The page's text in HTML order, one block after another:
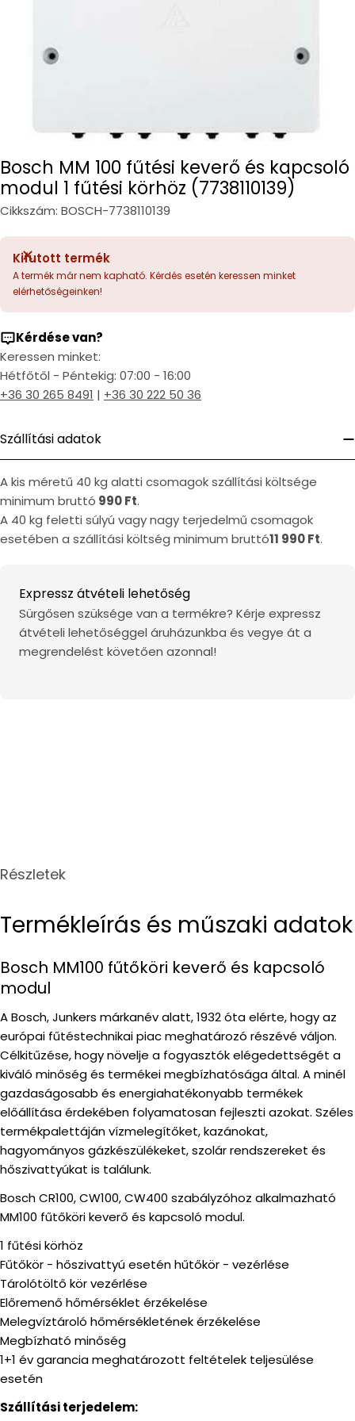
Bosch MM 100 fűtési keverő és kapcsoló
modul 1 fűtési körhöz (7738110139)
Cikkszám: BOSCH-7738110139
Kifutott termék
A termék már nem kapható. Kérdés esetén keressen minket
elérhetőségeinken!
Kérdése van?
Keressen minket:
Hétfőtől - Péntekig: 07:00 - 16:00
+36 30 265 8491 | +36 30 222 50 36
Szállítási adatok
A kis méretű 40 kg alatti csomagok szállítási költsége
minimum bruttó 990 Ft.
A 40 kg feletti súlyú vagy nagy terjedelmű csomagok
esetében a szállítási költség minimum bruttó11 990 Ft.
Expressz átvételi lehetőség
Sürgősen szüksége van a termékre? Kérje expressz
átvételi lehetőséggel áruházunkba és vegye át a
megrendelést követően azonnal!
Részletek
Termékleírás és műszaki adatok
Bosch MM100 fűtőköri keverő és kapcsoló
modul
A Bosch, Junkers márkanév alatt, 1932 óta elérte, hogy az
európai fűtéstechnikai piac meghatározó részévé váljon.
Célkitűzése, hogy növelje a fogyasztók elégedettségét a
kiváló minőség és termékei megbízhatósága által. A minél
gazdaságosabb és energiahatékonyabb termékek
előállítása érdekében folyamatosan fejleszti azokat. Széles
termékpalettáján vízmelegítőket, kazánokat,
hagyományos gázkészülékeket, szolár rendszereket és
hőszivattyúkat is találunk.
Bosch CR100, CW100, CW400 szabályzóhoz alkalmazható
MM100 fűtőköri keverő és kapcsoló modul.
1 fűtési körhöz
Fűtőkör - hőszivattyú esetén hűtőkör - vezérlése
Tárolótöltő kör vezérlése
Előremenő hőmérséklet érzékelése
Melegvíztároló hőmérsékletének érzékelése
Megbízható minőség
1+1 év garancia meghatározott feltételek teljesülése
esetén
Szállítási terjedelem: